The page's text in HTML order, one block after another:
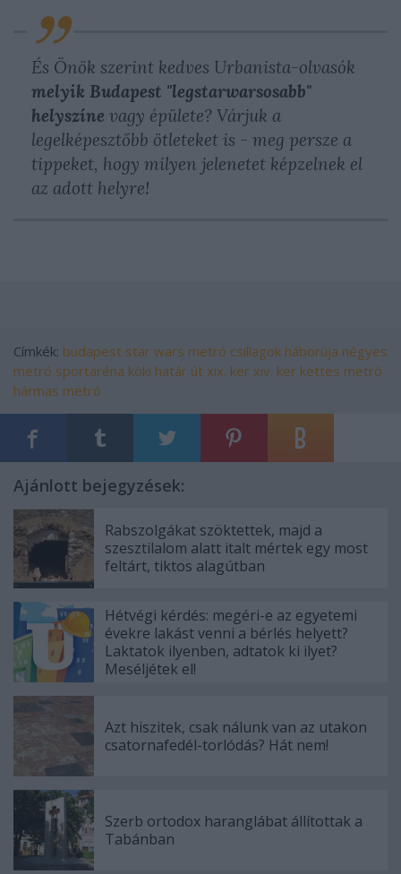
És Önök szerint kedves Urbanista-olvasók
melyik Budapest "legstarwarsosabb"
helyszíne vagy épülete? Várjuk a
legelképesztőbb ötleteket is - meg persze a
tippeket, hogy milyen jelenetet képzelnek el
az adott helyre!
Címkék: budapest star wars metró csillagok háborúja négyes
metró sportaréna köki határ út xix. ker xiv. ker kettes metró
hármas metró
Ajánlott bejegyzések:
Rabszolgákat szöktettek, majd a
szesztilalom alatt italt mértek egy most
feltárt, tiktos alagútban
Hétvégi kérdés: megéri-e az egyetemi
évekre lakást venni a bérlés helyett?
Laktatok ilyenben, adtatok ki ilyet?
Meséljétek el!
Azt hiszitek, csak nálunk van az utakon
csatornafedél-torlódás? Hát nem!
Szerb ortodox haranglábat állítottak a
Tabánban